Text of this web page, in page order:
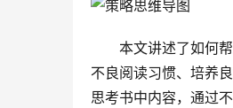
本文讲述了如何
不良阅读习惯、培养
思考书中内容，通过